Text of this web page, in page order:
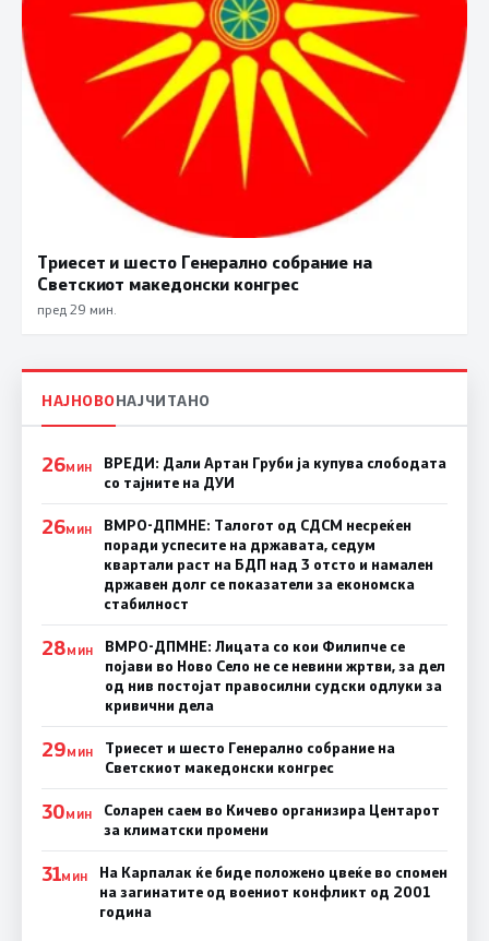
Триесет и шесто Генерално собрание на
Светскиот македонски конгрес
пред 29 мин.
НАЈНОВОНАЈЧИТАНО
26МИН
ВРЕДИ: Дали Артан Груби ја купува слободата
со тајните на ДУИ
26МИН
ВМРО-ДПМНЕ: Талогот од СДСМ несреќен
поради успесите на државата, седум
квартали раст на БДП над 3 отсто и намален
државен долг се показатели за економска
стабилност
28МИН
ВМРО-ДПМНЕ: Лицата со кои Филипче се
појави во Ново Село не се невини жртви, за дел
од нив постојат правосилни судски одлуки за
кривични дела
29МИН
Триесет и шесто Генерално собрание на
Светскиот македонски конгрес
30МИН
Соларен саем во Кичево организира Центарот
за климатски промени
31МИН
На Карпалак ќе биде положено цвеќе во спомен
на загинатите од воениот конфликт од 2001
година